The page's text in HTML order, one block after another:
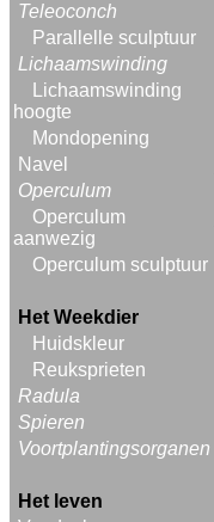
Teleoconch
Parallelle sculptuur
Lichaamswinding
Lichaamswinding
hoogte
Mondopening
Navel
Operculum
Operculum
aanwezig
Operculum sculptuur
Het Weekdier
Huidskleur
Reuksprieten
Radula
Spieren
Voortplantingsorganen
Het leven